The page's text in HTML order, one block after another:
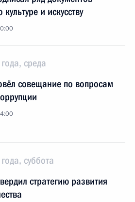
и искусству
среда
совещание по вопросам
суббота
стратегию развития